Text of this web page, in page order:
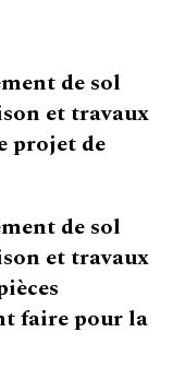
de sol
et travaux
projet de
de sol
et travaux
faire pour la